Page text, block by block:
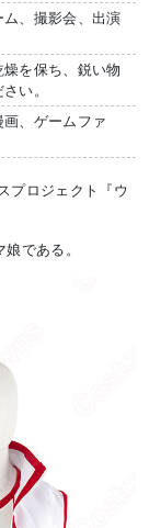
、撮影会、出演
を保ち、鋭い物
い。
、ゲームファ
プロジェクト『ウ
である。